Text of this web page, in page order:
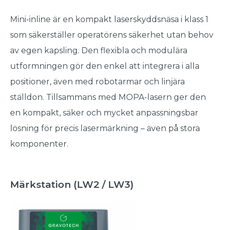
Mini-inline är en kompakt laser­skyddsnäsa i klass 1
som säkerställer operatörens säkerhet utan behov
av egen kapsling. Den flexibla och modulära
utformningen gör den enkel att integrera i alla
positioner, även med robotarmar och linjära
ställdon. Tillsammans med MOPA-lasern ger den
en kompakt, säker och mycket anpassningsbar
lösning för precis laser­märkning – även på stora
komponenter.
Märkstation (LW2 / LW3)